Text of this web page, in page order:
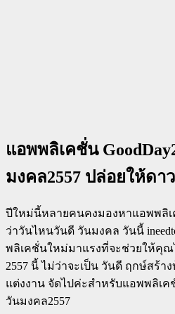
แอพพลิเคชั่น
มงคล2557 ปล่อยให้ดา
ปีใหม่นี้หลายคนคงมองหาแอพพลิ
ว่าวันไหนวันดี วันมงคล วันนี้
พลิเคชั่นใหม่มาแรงที่จะช่วยให้คุ
2557 นี้ ไม่ว่าจะเป็น วันดี ฤกษ์สร้
แต่งงาน จัดไปค่ะสำหรับแอพพลิเค
วันมงคล2557